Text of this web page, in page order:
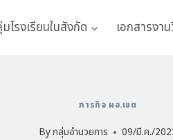
โรงเรียนในสังกัด เอกสารงา
ภารกิจ ผอ.เขต
Byกลุ่มอำนวยการ 09/มี.ค./